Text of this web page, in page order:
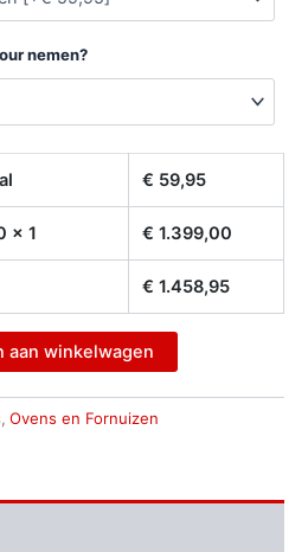
nemen?
€ 59,95
x 1 € 1.399,00
€ 1.458,95
aan winkelwagen
, Ovens en Fornuizen